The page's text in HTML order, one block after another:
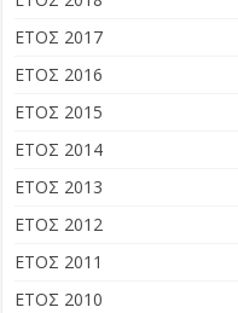
ΕΤΟΣ 2017
ΕΤΟΣ 2016
ΕΤΟΣ 2015
ΕΤΟΣ 2014
ΕΤΟΣ 2013
ΕΤΟΣ 2012
ΕΤΟΣ 2011
ΕΤΟΣ 2010